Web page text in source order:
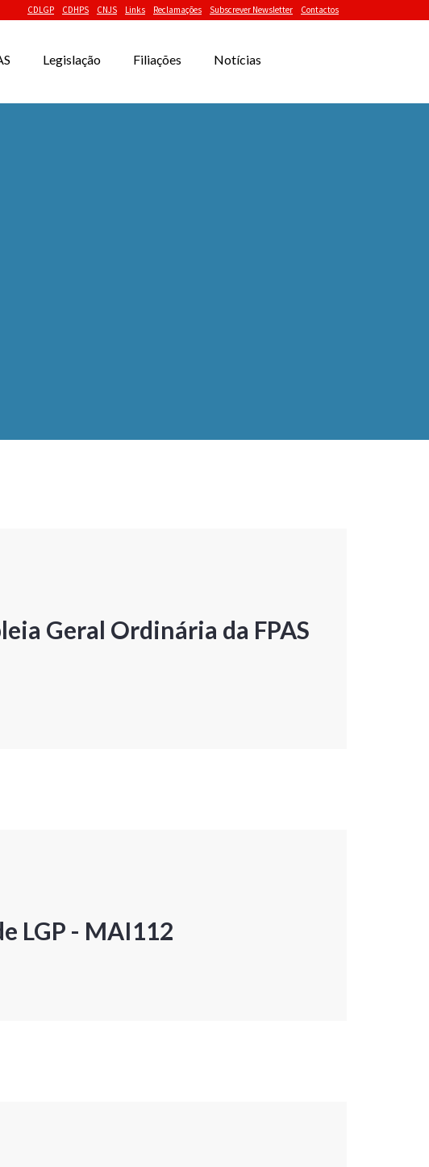
CDLGP CDHPS CNJS Links Reclamações Subscrever Newsletter Contactos
Legislação Filiações Notícias
Geral Ordinária da FPAS
LGP - MAI112